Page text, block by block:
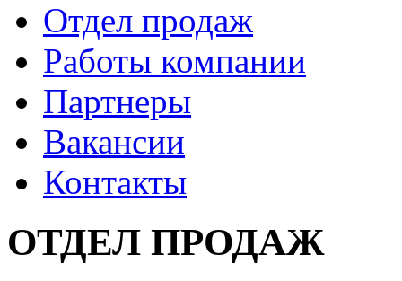
Отдел продаж
Работы компании
Партнеры
Вакансии
Контакты
ОТДЕЛ ПРОДАЖ